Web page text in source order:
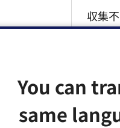
You can
same
収集
粗大